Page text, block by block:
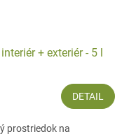
+ exteriér - 5 l
DETAIL
prostriedok na